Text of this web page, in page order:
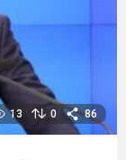
13 0 86